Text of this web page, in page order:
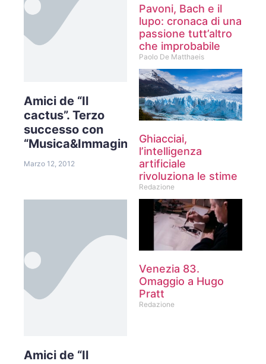
Amici de “Il
cactus”. Terzo
successo con
“Musica&Immagini”
Marzo 12, 2012
Amici de “Il
Pavoni, Bach e il
lupo: cronaca di una
passione tutt’altro
che improbabile
Paolo De Matthaeis
Ghiacciai,
l’intelligenza
artificiale
rivoluziona le stime
Redazione
Venezia 83.
Omaggio a Hugo
Pratt
Redazione